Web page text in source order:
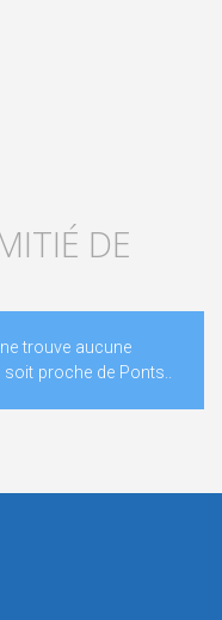
DE
trouve aucune
proche de Ponts..